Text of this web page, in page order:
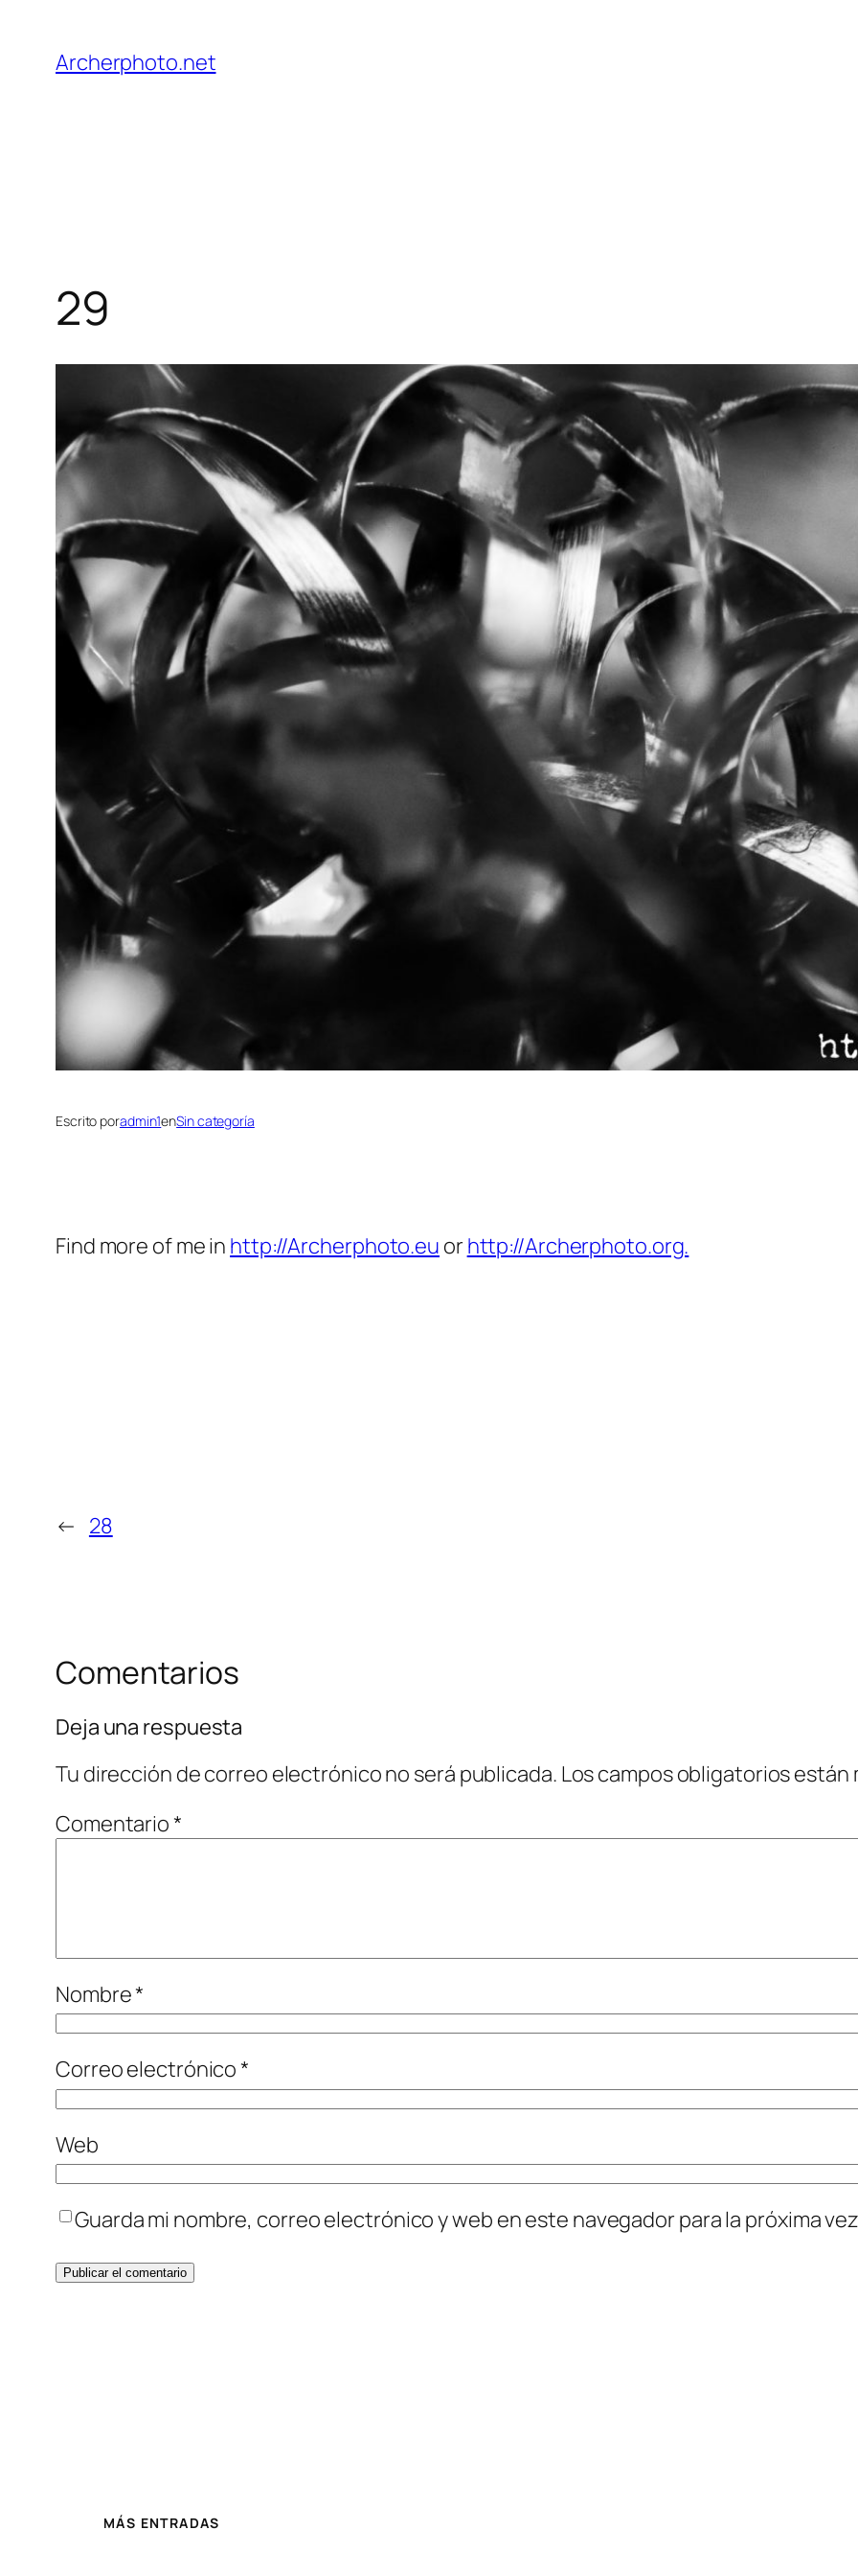
contenido
Archerphoto.net
29
Escrito poradmin1enSin categoría
Find more of me in http://Archerphoto.eu or http://Archerphoto.org.
← 28
Comentarios
Deja una respuesta
Tu dirección de correo electrónico no será publicada. Los campos obligatorios
Comentario*
Nombre*
Correo electrónico*
Web
Guarda mi nombre, correo electrónico y web en este navegador para la próxima
MÁS ENTRADAS